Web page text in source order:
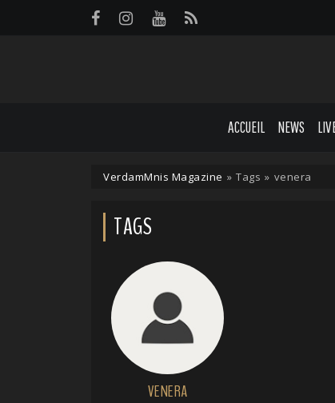
ACCUEIL NEWS
VerdamMnis Magazine » Tags » venera
TAGS
VENERA
Panneau de gestion des cookies